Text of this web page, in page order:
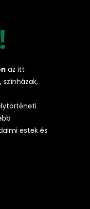
az itt
színházak,
estek és